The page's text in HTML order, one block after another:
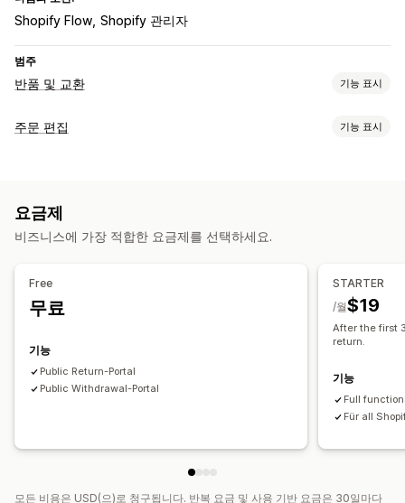
Shopify Flow Shopify 관리자
범주
반품 및 교환 기능 표시
반품 옵션
자동 승인
반품 사유
여러 언어 배송 레이블 반품 추적
분석
주문 편집 기능 표시
주문 관리
요금제
비즈니스에 가장 적합한 요금제를 선택하세요.
Free
무료
기능
Public Return-Portal
Public Withdrawal-Portal
STARTER
$19
/월
After the first
return.
기능
Full
Für all
모든 비용은 USD(으)로 청구됩니다. 반복 요금 및 사용 기반 요금은 30일마다